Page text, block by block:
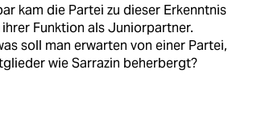
kam die Partei zu dieser Erkenntnis
Funktion als Juniorpartner.
soll man erwarten von einer Partei,
wie Sarrazin beherbergt?